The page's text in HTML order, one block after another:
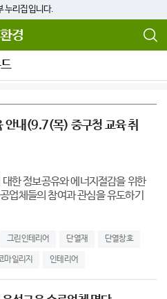
누리집입니다.
환경
안내(9.7(목) 중구청 교육 취
한 정보공유와 에너지절감을 위한
업체들의 참여과 관심을 유도하기
그린인테리어 단열재 단열창호
마일리지 인테리어